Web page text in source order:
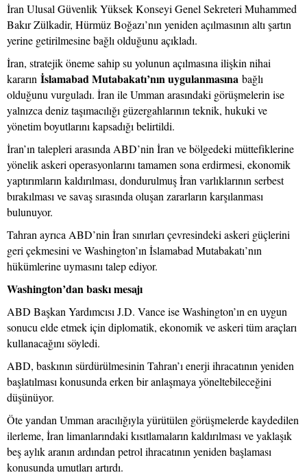
İran Ulusal Güvenlik Yüksek Konseyi Genel Sekreteri Muhammed
Bakır Zülkadir, Hürmüz Boğazı’nın yeniden açılmasının altı şartın
yerine getirilmesine bağlı olduğunu açıkladı.
İran, stratejik öneme sahip su yolunun açılmasına ilişkin nihai
kararın İslamabad Mutabakatı’nın uygulanmasına bağlı
olduğunu vurguladı. İran ile Umman arasındaki görüşmelerin ise
yalnızca deniz taşımacılığı güzergahlarının teknik, hukuki ve
yönetim boyutlarını kapsadığı belirtildi.
İran’ın talepleri arasında ABD’nin İran ve bölgedeki müttefiklerine
yönelik askeri operasyonlarını tamamen sona erdirmesi, ekonomik
yaptırımların kaldırılması, dondurulmuş İran varlıklarının serbest
bırakılması ve savaş sırasında oluşan zararların karşılanması
bulunuyor.
Tahran ayrıca ABD’nin İran sınırları çevresindeki askeri güçlerini
geri çekmesini ve Washington’ın İslamabad Mutabakatı’nın
hükümlerine uymasını talep ediyor.
Washington’dan baskı mesajı
ABD Başkan Yardımcısı J.D. Vance ise Washington’ın en uygun
sonucu elde etmek için diplomatik, ekonomik ve askeri tüm araçları
kullanacağını söyledi.
ABD, baskının sürdürülmesinin Tahran’ı enerji ihracatının yeniden
başlatılması konusunda erken bir anlaşmaya yöneltebileceğini
düşünüyor.
Öte yandan Umman aracılığıyla yürütülen görüşmelerde kaydedilen
ilerleme, İran limanlarındaki kısıtlamaların kaldırılması ve yaklaşık
beş aylık aranın ardından petrol ihracatının yeniden başlaması
konusunda umutları artırdı.